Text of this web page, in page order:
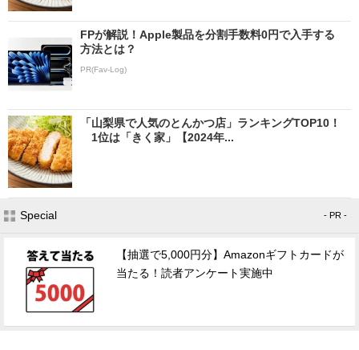
FPが解説！Apple製品を分割手数料0円で入手する
方法とは？
PR(Fav-Log)
「山梨県で人気のとんかつ店」ランキングTOP10！
1位は「きく家」【2024年...
Special - PR -
【抽選で5,000円分】Amazonギフトカードが
当たる！読者アンケート実施中